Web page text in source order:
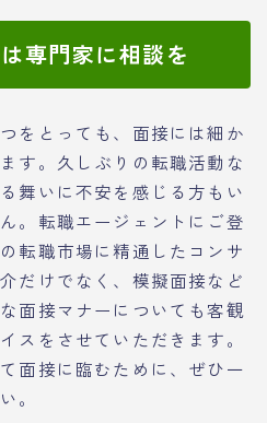
専門家に相談を
をとっても、面接には細か
す。久しぶりの転職活動な
舞いに不安を感じる方もい
。転職エージェントにご登
転職市場に精通したコンサ
だけでなく、模擬面接など
面接マナーについても客観
スをさせていただきます。
面接に臨むために、ぜひ一
。